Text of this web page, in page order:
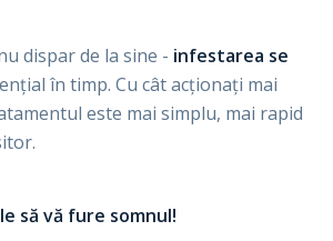
dispar de la sine - infestarea se
în timp. Cu cât acționați mai
este mai simplu, mai rapid
să vă fure somnul!